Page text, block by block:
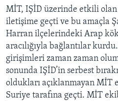
MİT, IŞİD üzerinde etkili
iletişime geçti ve bu amaçla
Harran ilçelerindeki Arap
aracılığıyla bağlantılar
girişimleri zaman zaman
sonunda IŞİD’in serbest
oldukları açıklanmayan MİT
Suriye tarafına geçti. MİT